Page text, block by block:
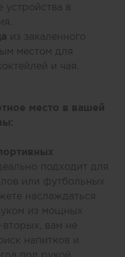
устройства в
из закаленного
местом для
и чая.
место в вашей
подходит для
или футбольных
наслаждаться
из мощных
вам не
напитков и
под рукой.